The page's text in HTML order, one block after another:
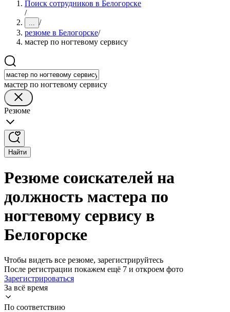
Поиск сотрудников в Белогорске
/
... /
резюме в Белогорске/
мастер по ногтевому сервису
мастер по ногтевому сервису
Резюме
Найти
Резюме соискателей на
должность мастера по
ногтевому сервису в
Белогорске
Чтобы видеть все резюме, зарегистрируйтесь
После регистрации покажем ещё 7 и откроем фото
Зарегистрироваться
За всё время
По соответствию